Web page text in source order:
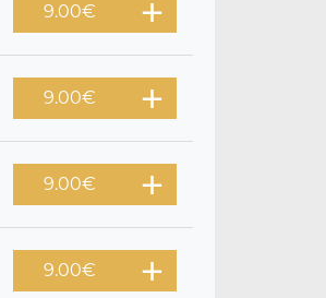
9.00€
9.00€
9.00€
9.00€